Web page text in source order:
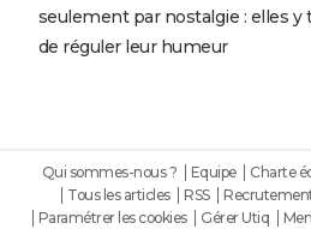
seulement par nostalgie : elles
de réguler leur humeur
Qui sommes-nous ? Equipe Charte
Tous les articles
RSS
Paramétrer les cookies
Gérer Utiq